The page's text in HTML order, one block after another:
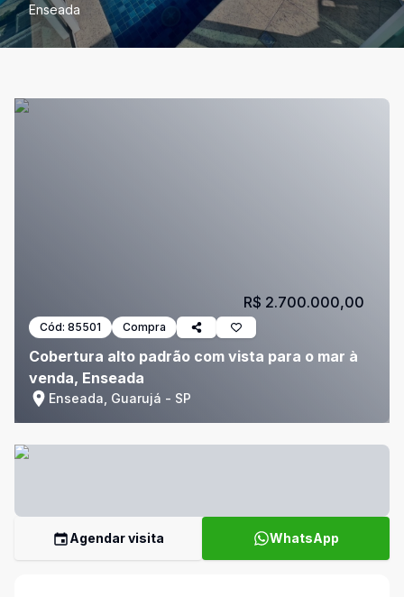
Enseada
Cód: 85501 Compra
Cobertura alto padrão com vista para o mar à
venda, Enseada
Enseada, Guarujá - SP
R$ 2.700.000,00
Agendar visita WhatsApp